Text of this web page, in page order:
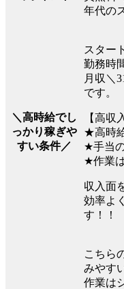
年代の
＼高時給でし
っかり稼ぎや
すい条件／
スター
勤務時
月収＼
です。
【高収
★高時
★手当
★作業
収入面
効率よ
す！！
こちら
みやす
作業は